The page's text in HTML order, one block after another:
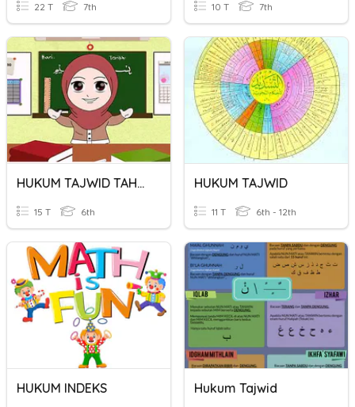
22 T 7th 10 T 7th
HUKUM TAJWID TAHUN 6
15 T 6th
HUKUM TAJWID
11 T 6th - 12th
HUKUM INDEKS Hukum Tajwid